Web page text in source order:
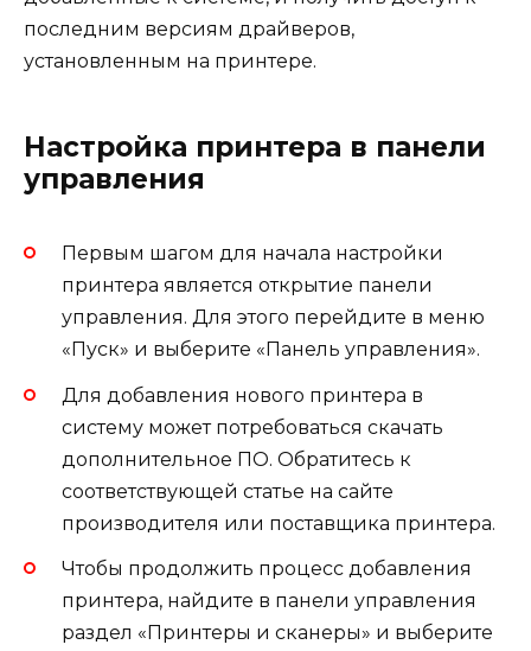
последним версиям драйверов,
установленным на принтере.
Настройка принтера в панели
управления
Первым шагом для начала настройки
принтера является открытие панели
управления. Для этого перейдите в меню
«Пуск» и выберите «Панель управления».
Для добавления нового принтера в
систему может потребоваться скачать
дополнительное ПО. Обратитесь к
соответствующей статье на сайте
производителя или поставщика принтера.
Чтобы продолжить процесс добавления
принтера, найдите в панели управления
раздел «Принтеры и сканеры» и выберите